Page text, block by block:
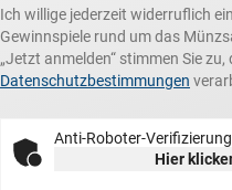
Ich willige jederzeit widerruflich
Gewinnspiele rund um das
„Jetzt anmelden“ stimmen Sie
Datenschutzbestimmungen
Anti-Roboter-Verifizierung
Hier